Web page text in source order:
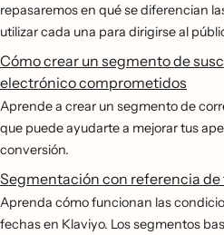
repasaremos en qué se diferencian
utilizar cada una para dirigirse al
Cómo crear un segmento de
electrónico comprometidos
Aprende a crear un segmento de
que puede ayudarte a mejorar tus
conversión.
Segmentación con referencia de
Aprenda cómo funcionan las
fechas en Klaviyo. Los segmentos